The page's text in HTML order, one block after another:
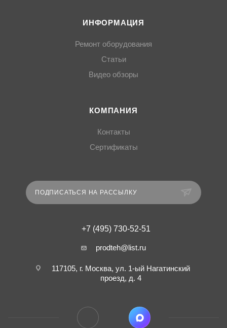
ИНФОРМАЦИЯ
Ремонт оборудования
Статьи
Видео обзоры
КОМПАНИЯ
Контакты
Сертификаты
ПОДПИСАТЬСЯ НА РАССЫЛКУ
+7 (495) 730-52-51
prodteh@list.ru
117105, г. Москва, ул. 1-ый Нагатинский
проезд, д. 4